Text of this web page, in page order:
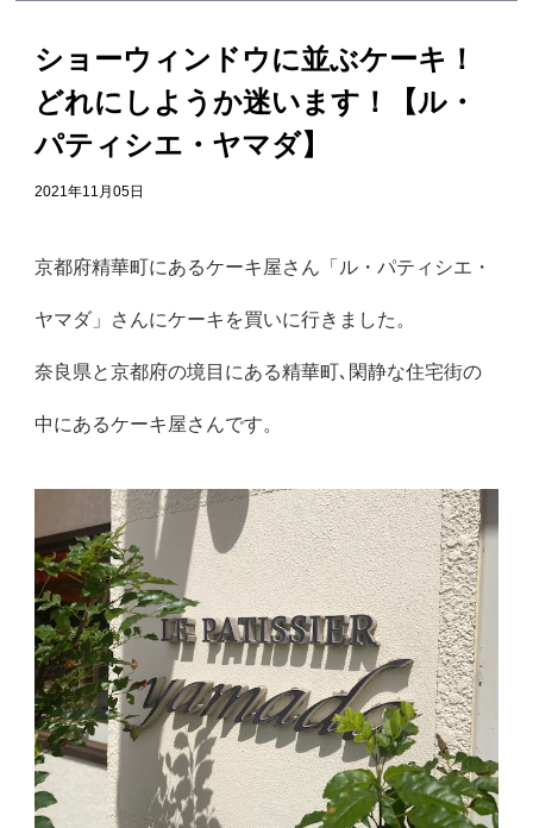
ショーウィンドウに並ぶケーキ！
どれにしようか迷います！【ル・
パティシエ・ヤマダ】
2021年11月05日
京都府精華町にあるケーキ屋さん「ル・パティシエ・
ヤマダ」さんにケーキを買いに行きました。
奈良県と京都府の境目にある精華町､閑静な住宅街の
中にあるケーキ屋さんです。